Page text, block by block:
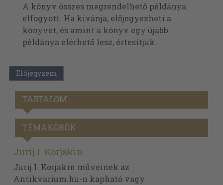
A könyv összes megrendelhető példánya
elfogyott. Ha kívánja, előjegyezheti a
könyvet, és amint a könyv egy újabb
példánya elérhető lesz, értesítjük.
Előjegyzem
TARTALOM
TÉMAKÖRÖK
Jurij I. Korjakin
Jurij I. Korjakin műveinek az
Antikvarium.hu-n kapható vagy